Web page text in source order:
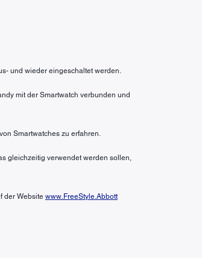
und wieder eingeschaltet werden.
mit der Smartwatch verbunden und
Smartwatches zu erfahren.
gleichzeitig verwendet werden sollen,
der Website www.FreeStyle.Abbott